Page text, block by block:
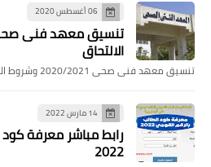
06 أغسطس 2020
الالتحاق
تنسيق معهد فنى صحى 2020/2021 وشروط الالتحاق ح…
14 مارس 2022
رابط مباشر معرفة
2022